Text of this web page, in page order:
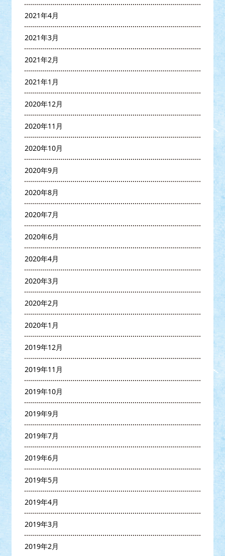
2021年4月
2021年3月
2021年2月
2021年1月
2020年12月
2020年11月
2020年10月
2020年9月
2020年8月
2020年7月
2020年6月
2020年4月
2020年3月
2020年2月
2020年1月
2019年12月
2019年11月
2019年10月
2019年9月
2019年7月
2019年6月
2019年5月
2019年4月
2019年3月
2019年2月